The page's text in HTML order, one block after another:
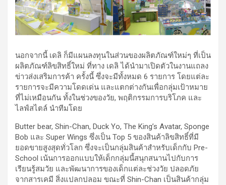
นอกจากนี้ เดลิ ก็มีแผนลงทุนในส่วนของผลิตภัณฑ์ใหม่ๆ ที่เป็น
ผลิตภัณฑ์ลิขสิทธิ์ใหม่ ที่ทาง เดลิ ได้นำมาเปิดตัวในงานแถลง
ข่าวส่งเสริมการค้า ครั้งนี้ ซึ่งจะมีทั้งหมด 6 รายการ โดยแต่ละ
รายการจะมีความโดดเด่น และแตกต่างกันเพื่อกลุ่มเป้าหมาย
ที่ไม่เหมือนกัน ทั้งในช่วงของวัย, พฤติกรรมการบริโภค และ
ไลฟ์สไตล์ นำทีมโดย
Butter bear, Shin-Chan, Duck Yo, The King’s Avatar, Sponge
Bob และ Super Wings ซึ่งเป็น Top 5 ของสินค้าลิขสิทธิ์ที่มี
ยอดขายสูงสุดทั่วโลก ซึ่งจะเป็นกลุ่มสินค้าสำหรับเด็กกับ Pre-
School เน้นการออกแบบให้เด็กกลุ่มนี้สนุกสนานไปกับการ
เรียนรู้สมวัย และพัฒนาการของเด็กแต่ละช่วงวัย ปลอดภัย
จากสารเคมี สิ่งแปลกปลอม ขณะที่ Shin-Chan เป็นสินค้ากลุ่ม